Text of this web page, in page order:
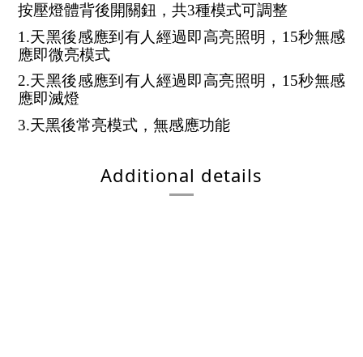
按壓燈體背後開關鈕，共3種模式可調整
1.天黑後感應到有人經過即高亮照明，15秒無感
應即微亮模式
2.天黑後感應到有人經過即高亮照明，15秒無感
應即滅燈
3.天黑後常亮模式，無感應功能
Additional details